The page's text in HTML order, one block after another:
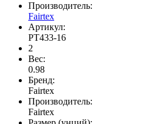
Производитель:
Fairtex
Артикул:
PT433-16
2
Вес:
0.98
Бренд:
Fairtex
Производитель:
Fairtex